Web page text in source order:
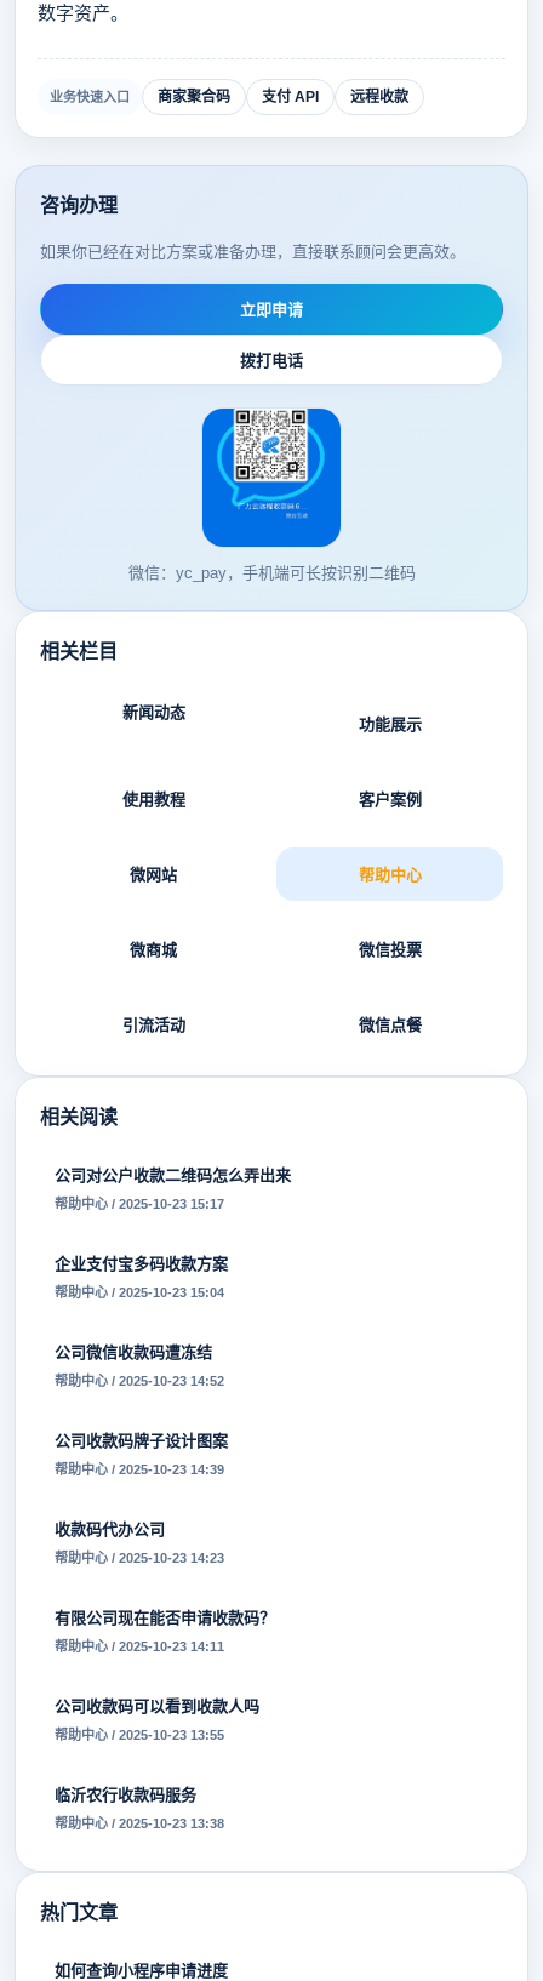
数字资产。
业务快速入口 商家聚合码 支付 API 远程收款
咨询办理
如果你已经在对比方案或准备办理，直接联系顾问会更高效。
立即申请
拨打电话
微信：yc_pay，手机端可长按识别二维码
相关栏目
新闻动态
功能展示
使用教程 客户案例
微网站 帮助中心
微商城 微信投票
引流活动 微信点餐
相关阅读
公司对公户收款二维码怎么弄出来
帮助中心 / 2025-10-23 15:17
企业支付宝多码收款方案
帮助中心 / 2025-10-23 15:04
公司微信收款码遭冻结
帮助中心 / 2025-10-23 14:52
公司收款码牌子设计图案
帮助中心 / 2025-10-23 14:39
收款码代办公司
帮助中心 / 2025-10-23 14:23
有限公司现在能否申请收款码？
帮助中心 / 2025-10-23 14:11
公司收款码可以看到收款人吗
帮助中心 / 2025-10-23 13:55
临沂农行收款码服务
帮助中心 / 2025-10-23 13:38
热门文章
如何查询小程序申请进度